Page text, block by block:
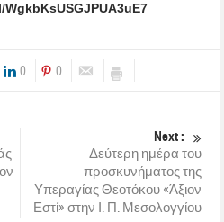
0 0
Next :
Δεύτερη ημέρα του
προσκυνήματος της
Υπεραγίας Θεοτόκου «Άξιον
Εστί» στην Ι. Π. Μεσολογγίου